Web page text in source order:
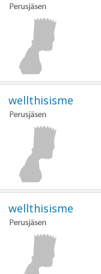
wellthisisme
wellthisisme